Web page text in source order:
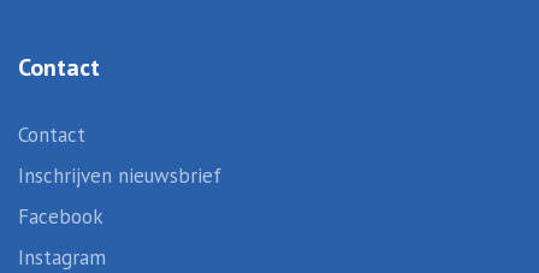
Contact
Contact
Inschrijven nieuwsbrief
Facebook
Instagram